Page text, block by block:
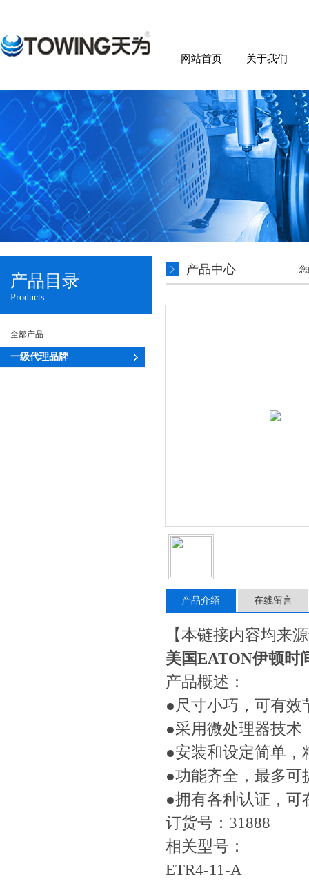
网站首页 关于我们
产品目录
Products
全部产品
一级代理品牌
产品中心
产品介绍 在线留言
【本链接内容均来
美国EATON伊顿时
产品概述：
●尺寸小巧，可有效
●采用微处理器技术
●安装和设定简单，
●功能齐全，最多可
●拥有各种认证，可
订货号：31888
相关型号：
ETR4-11-A